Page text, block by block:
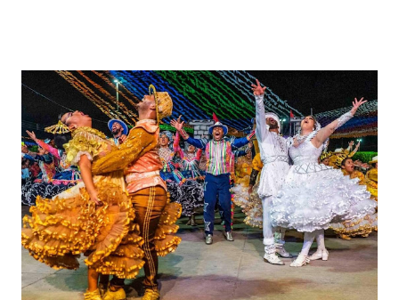
indiciamento para apropriar-se da volumosa herança. Em
1862, transferiu-se para o Rio de Janeiro e casou-se com
uma irmã do Visconde de Uruguai. O Barão de Maruim
apresentou uma grande dedicação à atividade agrícola, que
lhe proporcionou uma grande reserva financeira. João
Gomes de Melo mandou construir a Igreja Matriz de Nosso
Senhor Bom Jesus dos Passos, que foi inaugurada em 1862 e
doada ao vigário Pe. José Joaquim de Vasconcelos. A Igreja
Matriz...